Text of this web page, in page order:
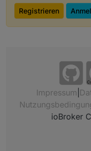
Registrieren
Impressum
ioBroker